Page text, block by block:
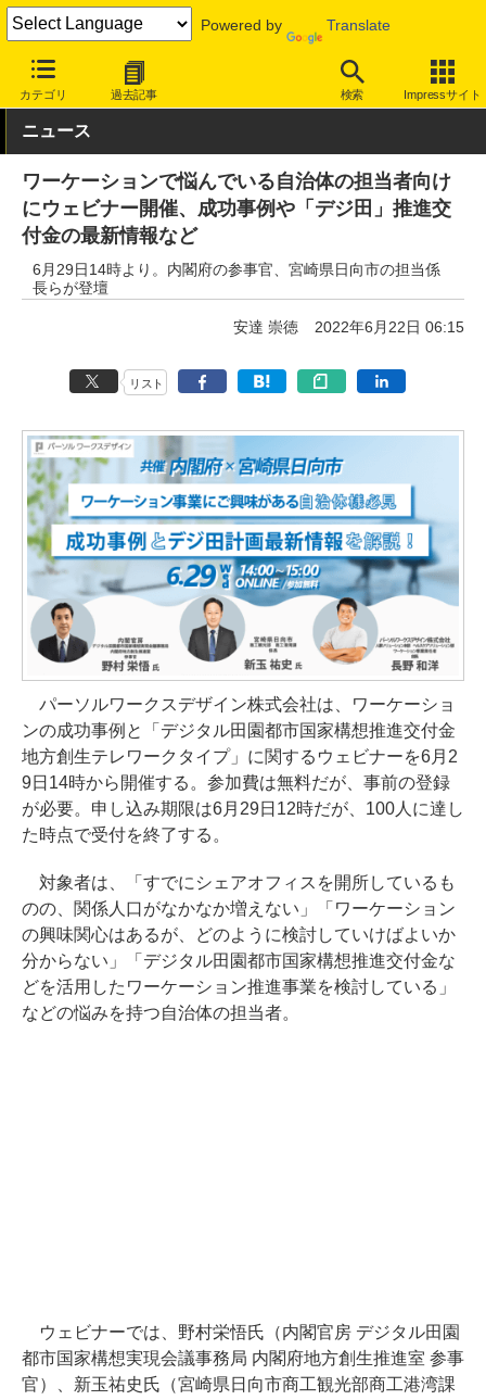
Powered by Translate
カテゴリ 過去記事 検索 Impressサイト
INTERNET Watch トピック ワーケーション
ニュース
ワーケーションで悩んでいる自治体の担当者向け
にウェビナー開催、成功事例や「デジ田」推進交
付金の最新情報など
6月29日14時より。内閣府の参事官、宮崎県日向市の担当係
長らが登壇
安達 崇徳 2022年6月22日 06:15
リスト
パーソルワークスデザイン株式会社は、ワーケーショ
ンの成功事例と「デジタル田園都市国家構想推進交付金
地方創生テレワークタイプ」に関するウェビナーを6月2
9日14時から開催する。参加費は無料だが、事前の登録
が必要。申し込み期限は6月29日12時だが、100人に達し
た時点で受付を終了する。
対象者は、「すでにシェアオフィスを開所しているも
のの、関係人口がなかなか増えない」「ワーケーション
の興味関心はあるが、どのように検討していけばよいか
分からない」「デジタル田園都市国家構想推進交付金な
どを活用したワーケーション推進事業を検討している」
などの悩みを持つ自治体の担当者。
ウェビナーでは、野村栄悟氏（内閣官房 デジタル田園
都市国家構想実現会議事務局 内閣府地方創生推進室 参事
官）、新玉祐史氏（宮崎県日向市商工観光部商工港湾課